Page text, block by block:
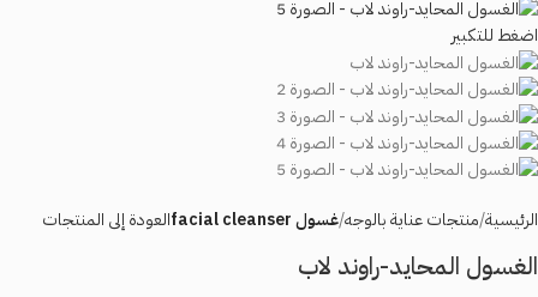
اضغط للتكبير
الرئيسية منتجات عناية بالوجه غسول facial cleanser العودة إلى المنتجات
الغسول المحايد-راوند لاب